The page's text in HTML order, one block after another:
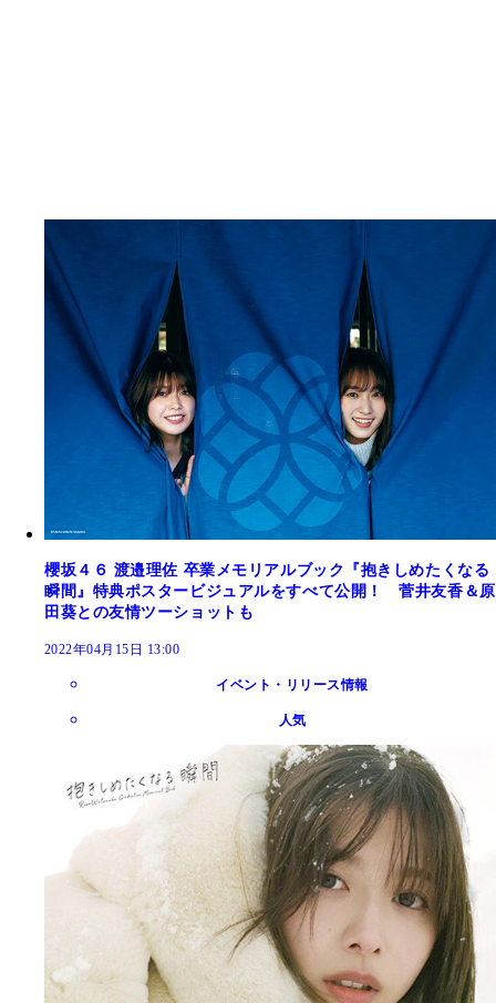
櫻坂４６ 渡邉理佐 卒業メモリアルブック『抱きしめたくなる
瞬間』特典ポスタービジュアルをすべて公開！ 菅井友香＆原
田葵との友情ツーショットも
2022年04月15日 13:00
イベント・リリース情報
人気